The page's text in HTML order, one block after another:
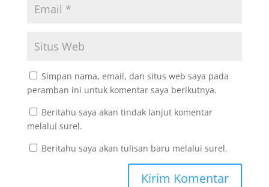
Simpan nama, email, dan situs web saya pada
peramban ini untuk komentar saya berikutnya.
Beritahu saya akan tindak lanjut komentar
melalui surel.
Beritahu saya akan tulisan baru melalui surel.